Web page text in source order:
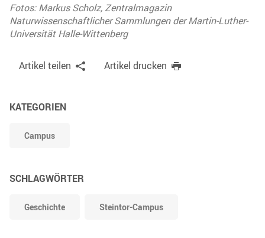
Fotos: Markus Scholz, Zentralmagazin
Naturwissenschaftlicher Sammlungen der Martin-Luther-
Universität Halle-Wittenberg
Artikel teilen Artikel drucken
KATEGORIEN
Campus
SCHLAGWÖRTER
Geschichte Steintor-Campus